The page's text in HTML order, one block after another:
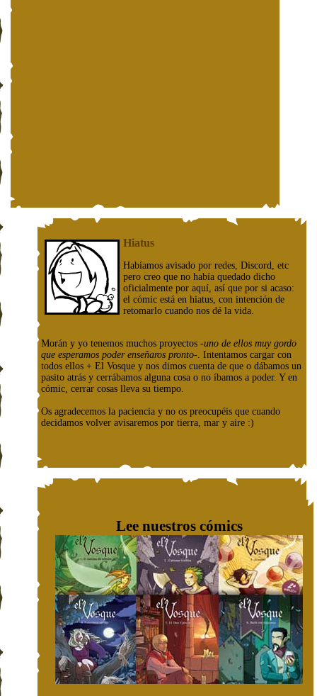
Hiatus
Habíamos avisado por redes, Discord, etc
pero creo que no había quedado dicho
oficialmente por aquí, así que por si acaso:
el cómic está en hiatus, con intención de
retomarlo cuando nos dé la vida.
Morán y yo tenemos muchos proyectos -uno de ellos muy gordo
que esperamos poder enseñaros pronto- . Intentamos cargar con
todos ellos + El Vosque y nos dimos cuenta de que o dábamos un
pasito atrás y cerrábamos alguna cosa o no íbamos a poder. Y en
cómic, cerrar cosas lleva su tiempo.
Os agradecemos la paciencia y no os preocupéis que cuando
decidamos volver avisaremos por tierra, mar y aire :)
Lee nuestros cómics